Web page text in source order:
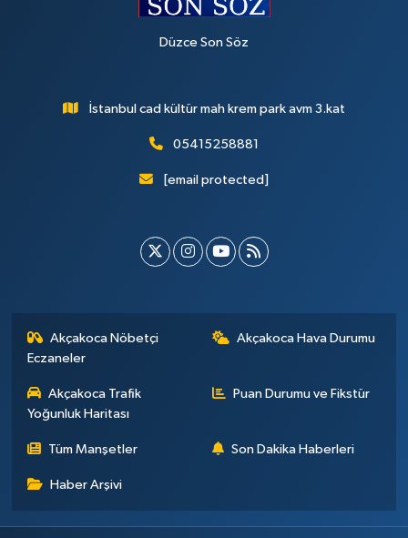
Düzce Son Söz
İstanbul cad kültür mah krem park avm 3.kat
05415258881
[email protected]
Akçakoca Nöbetçi
Eczaneler
Akçakoca Hava Durumu
Akçakoca Trafik
Yoğunluk Haritası
Puan Durumu ve Fikstür
Tüm Manşetler Son Dakika Haberleri
Haber Arşivi